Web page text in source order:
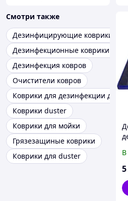
Смотри также
Дезинфицирующие коврики
Дезинфекционные коврики
Дезинфекция ковров
Очистители ковров
Коврики для дезинфекции
Коврики duster
Коврики для мойки
Грязезащиные коврики
Коврики для duster